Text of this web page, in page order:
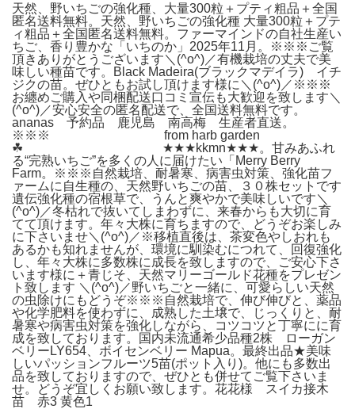
天然、野いちごの強化種、大量300粒＋プティ粗品＋全国
匿名送料無料。天然、野いちごの強化種 大量300粒＋プテ
ィ粗品＋全国匿名送料無料。ファーマインドの自社生産い
ちご、香り豊かな「いちのか」2025年11月。※※※ご覧
頂きありがとうございます＼(^o^)／有機栽培の丈夫で美
味しい種苗です。Black Madeira(ブラックマデイラ) イチ
ジクの苗。ぜひともお試し頂けます様に＼(^o^)／※※※
お纏めご購入や同梱配送口コミ宣伝も大歓迎を致します＼
(^o^)／安心安全の匿名配送で、全国送料無料です。
ananas 予約品 鹿児島 南高梅 生産者直送。
※※※ from harb garden
☘ ★★★kkmn★★★。甘みあふれ
る“完熟いちご”を多くの人に届けたい「Merry Berry
Farm。※※※自然栽培、耐暑寒、病害虫対策、強化苗フ
ァームに自生種の、天然野いちごの苗、３０株セットです
遺伝強化種の宿根草で、うんと爽やかで美味しいです＼
(^o^)／冬枯れで抜いてしまわずに、来春からも大切に育
てて頂けます。年々大株に育ちますので、どうぞお楽しみ
に下さいませ＼(^o^)／※移植直後は、茶変色やしおれも
あるかも知れませんが、環境に馴染むにつれて、回復強化
し、年々大株に多数株に成長を致しますので、ご安心下さ
います様に＋青じそ、天然マリーゴールド花種をプレゼン
ト致します ＼(^o^)／野いちごと一緒に、可愛らしい天然
の虫除けにもどうぞ※※※自然栽培で、伸び伸びと、薬品
や化学肥料を使わずに、成熟した土壌で、じっくりと、耐
暑寒や病害虫対策を強化しながら、コツコツと丁寧にに育
成を致しております。国内未流通希少品種2株 ローガン
ベリーLY654、ボイセンベリー Mapua。最終出品★美味
しいパッションフルーツ5苗(ポット入り)。他にも多数出
品を致しておりますので、ぜひとも併せてご覧下さいま
せ。どうぞ宜しくお願い致します。花花様 スイカ接木
苗 赤3 黄色1